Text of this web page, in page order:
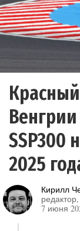
SSP300
2025
Кирилл
7 июня